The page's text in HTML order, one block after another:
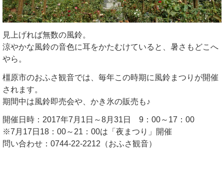
見上げれば無数の風鈴。
涼やかな風鈴の音色に耳をかたむけていると、暑さもどこへ
やら。
橿原市のおふさ観音では、毎年この時期に風鈴まつりが開催
されます。
期間中は風鈴即売会や、かき氷の販売も♪
開催日時：2017年7月1日～8月31日 9：00～17：00
※7月17日18：00～21：00は「夜まつり」開催
問い合わせ：0744-22-2212（おふさ観音）